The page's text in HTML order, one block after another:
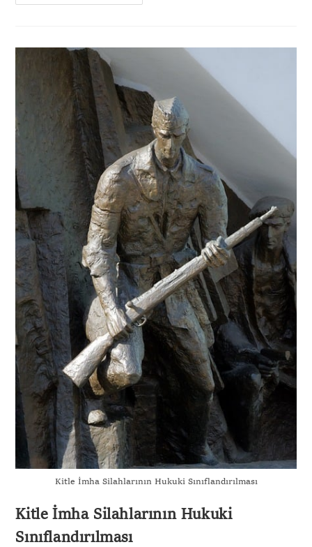
Kitle İmha Silahlarının Hukuki Sınıflandırılması
Kitle İmha Silahlarının Hukuki
Sınıflandırılması